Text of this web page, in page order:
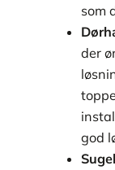
som
der
god